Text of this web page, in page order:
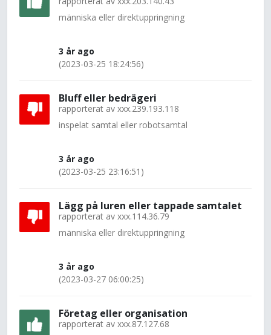
människa eller direktuppringning
3 år ago
(2023-03-25 18:24:56)
Bluff eller bedrägeri
rapporterat av xxx.239.193.118
inspelat samtal eller robotsamtal
3 år ago
(2023-03-25 23:16:51)
Lägg på luren eller tappade samtalet
rapporterat av xxx.114.36.79
människa eller direktuppringning
3 år ago
(2023-03-27 06:00:25)
Företag eller organisation
rapporterat av xxx.87.127.68